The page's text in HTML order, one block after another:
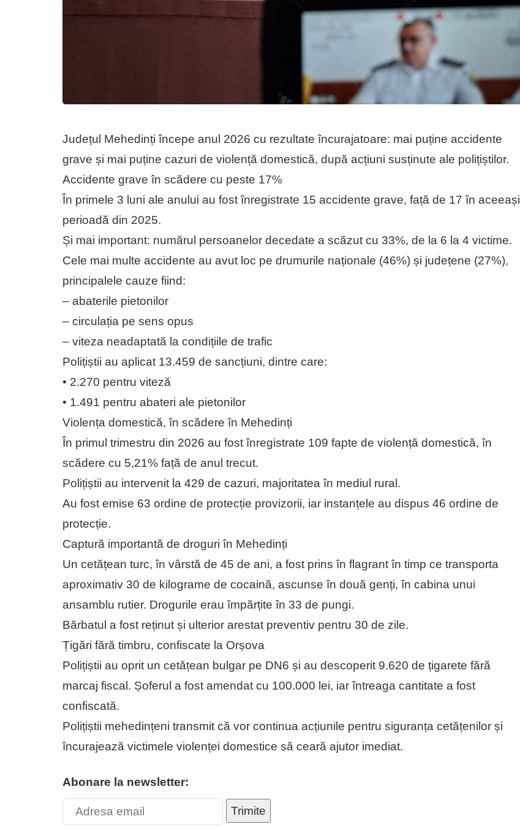
Județul Mehedinți începe anul 2026 cu rezultate încurajatoare: mai puține accidente
grave și mai puține cazuri de violență domestică, după acțiuni susținute ale polițiștilor.
Accidente grave în scădere cu peste 17%
În primele 3 luni ale anului au fost înregistrate 15 accidente grave, față de 17 în aceeași
perioadă din 2025.
Și mai important: numărul persoanelor decedate a scăzut cu 33%, de la 6 la 4 victime.
Cele mai multe accidente au avut loc pe drumurile naționale (46%) și județene (27%),
principalele cauze fiind:
– abaterile pietonilor
– circulația pe sens opus
– viteza neadaptată la condițiile de trafic
Polițiștii au aplicat 13.459 de sancțiuni, dintre care:
• 2.270 pentru viteză
• 1.491 pentru abateri ale pietonilor
Violența domestică, în scădere în Mehedinți
În primul trimestru din 2026 au fost înregistrate 109 fapte de violență domestică, în
scădere cu 5,21% față de anul trecut.
Polițiștii au intervenit la 429 de cazuri, majoritatea în mediul rural.
Au fost emise 63 ordine de protecție provizorii, iar instanțele au dispus 46 ordine de
protecție.
Captură importantă de droguri în Mehedinți
Un cetățean turc, în vârstă de 45 de ani, a fost prins în flagrant în timp ce transporta
aproximativ 30 de kilograme de cocaină, ascunse în două genți, în cabina unui
ansamblu rutier. Drogurile erau împărțite în 33 de pungi.
Bărbatul a fost reținut și ulterior arestat preventiv pentru 30 de zile.
Țigări fără timbru, confiscate la Orșova
Polițiștii au oprit un cetățean bulgar pe DN6 și au descoperit 9.620 de țigarete fără
marcaj fiscal. Șoferul a fost amendat cu 100.000 lei, iar întreaga cantitate a fost
confiscată.
Polițiștii mehedințeni transmit că vor continua acțiunile pentru siguranța cetățenilor și
încurajează victimele violenței domestice să ceară ajutor imediat.
Abonare la newsletter:
Trimite